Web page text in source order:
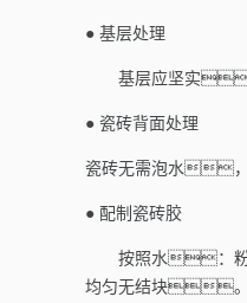
● 基层处理
基层应坚实
● 瓷砖背面处理
瓷砖无需泡水
● 配制瓷砖胶
按照水：
均匀无结块